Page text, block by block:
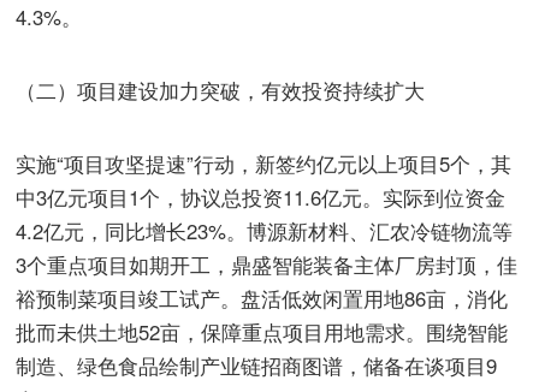
4.3%。
（二）项目建设加力突破，有效投资持续扩大
实施“项目攻坚提速”行动，新签约亿元以上项目5个，其
中3亿元项目1个，协议总投资11.6亿元。实际到位资金
4.2亿元，同比增长23%。博源新材料、汇农冷链物流等
3个重点项目如期开工，鼎盛智能装备主体厂房封顶，佳
裕预制菜项目竣工试产。盘活低效闲置用地86亩，消化
批而未供土地52亩，保障重点项目用地需求。围绕智能
制造、绿色食品绘制产业链招商图谱，储备在谈项目9